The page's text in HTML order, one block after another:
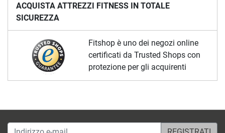
ACQUISTA ATTREZZI FITNESS IN TOTALE
SICUREZZA
Fitshop è uno dei negozi online
certificati da Trusted Shops con
protezione per gli acquirenti
Indirizzo e-mail